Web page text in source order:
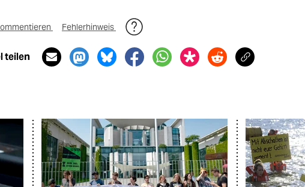
Fehlerhinweis
teilen